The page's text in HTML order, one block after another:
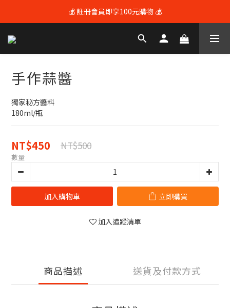
💰 註冊會員即享100元購物 💰
💰 註冊會員即享100元購物 💰
🚚 全館滿$3600享免運（限本島) 🚚
手作蒜醬
獨家秘方醬料
180ml/瓶
NT$450 NT$500
數量
加入購物車 立即購買
加入追蹤清單
商品描述 送貨及付款方式